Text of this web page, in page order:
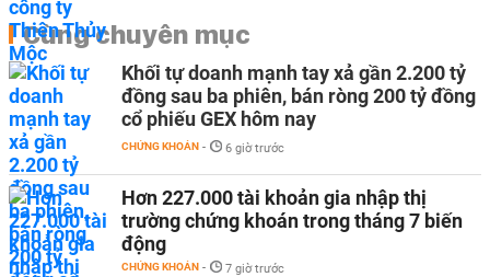
Cùng chuyên mục
Khối tự doanh mạnh tay xả gần 2.200 tỷ
đồng sau ba phiên, bán ròng 200 tỷ đồng
cổ phiếu GEX hôm nay
CHỨNG KHOÁN - 6 giờ trước
Hơn 227.000 tài khoản gia nhập thị
trường chứng khoán trong tháng 7 biến
động
CHỨNG KHOÁN - 7 giờ trước